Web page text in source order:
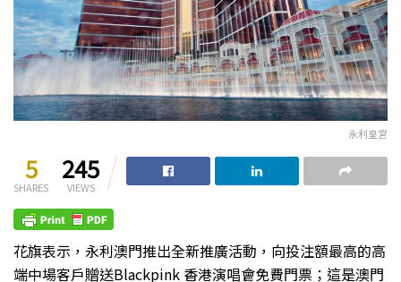
永利皇宮
5
SHARES
245
VIEWS
花旗表示，永利澳門推出全新推廣活動，向投注額最高的高
端中場客戶贈送Blackpink 香港演唱會免費門票；這是澳門